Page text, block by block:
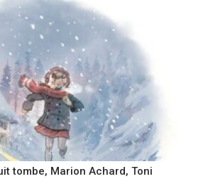
tombe, Marion Achard, Toni